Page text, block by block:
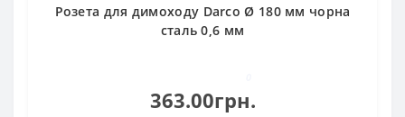
Розета для димоходу Darco Ø 180 мм чорна
сталь 0,6 мм
363.00грн.